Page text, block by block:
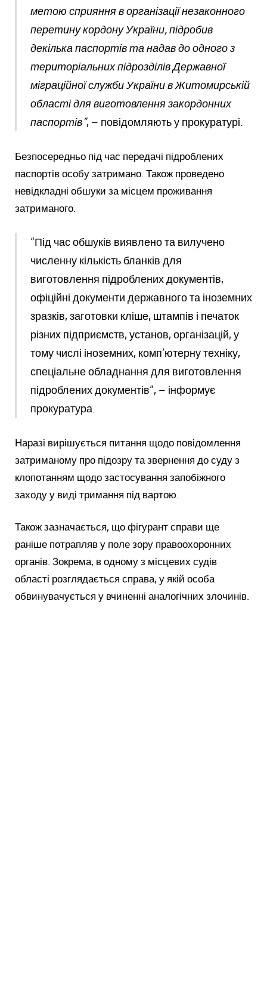
метою сприяння в організації незаконного
перетину кордону України, підробив
декілька паспортів та надав до одного з
територіальних підрозділів Державної
міграційної служби України в Житомирській
області для виготовлення закордонних
паспортів”, – повідомляють у прокуратурі.
Безпосередньо під час передачі підроблених
паспортів особу затримано. Також проведено
невідкладні обшуки за місцем проживання
затриманого.
“Під час обшуків виявлено та вилучено
численну кількість бланків для
виготовлення підроблених документів,
офіційні документи державного та іноземних
зразків, заготовки кліше, штампів і печаток
різних підприємств, установ, організацій, у
тому числі іноземних, комп’ютерну техніку,
спеціальне обладнання для виготовлення
підроблених документів”, – інформує
прокуратура.
Наразі вирішується питання щодо повідомлення
затриманому про підозру та звернення до суду з
клопотанням щодо застосування запобіжного
заходу у виді тримання під вартою.
Також зазначається, що фігурант справи ще
раніше потрапляв у поле зору правоохоронних
органів. Зокрема, в одному з місцевих судів
області розглядається справа, у якій особа
обвинувачується у вчиненні аналогічних злочинів.